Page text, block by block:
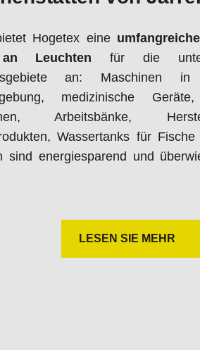
Hogetex eine umfangreiche
Leuchten für die
an: Maschinen
medizinische
Arbeitsbänke,
Wassertanks für
sind energiesparend und
LESEN SIE MEHR